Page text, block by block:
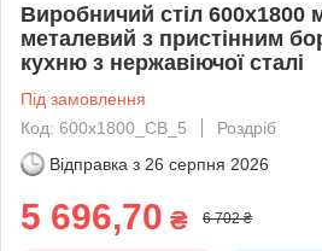
Виробничий стіл 600х1800
металевий з пристінним
кухню з нержавіючої сталі
Під замовлення
Код: 600х1800_СВ_5
Роздріб
Відправка з 26 серпня 2026
5 696,70 ₴ 6 702 ₴